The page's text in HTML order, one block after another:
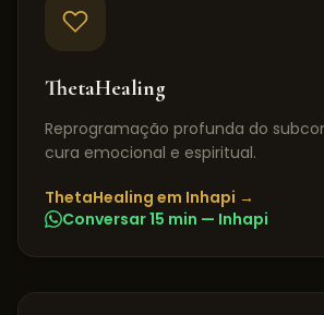
ThetaHealing
Reprogramação profunda do
cura emocional e espiritual.
ThetaHealing em Inhapi →
Conversar 15 min — Inhapi